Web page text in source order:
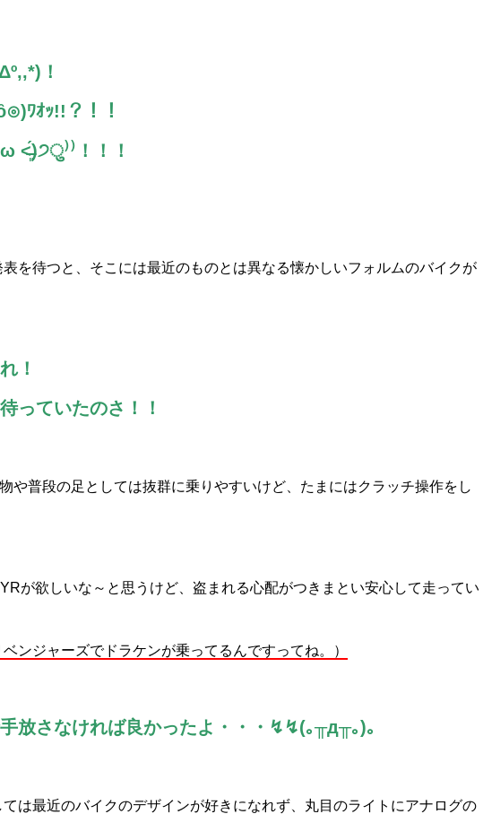
！
ﾜｵｯ!!？！！
˂̶͈́)੭ु⁾⁾！！！
を待つと、そこには最近のものとは異なる懐かしいフォルムのバイクが
！
っていたのさ！！
や普段の足としては抜群に乗りやすいけど、たまにはクラッチ操作をし
が欲しいな～と思うけど、盗まれる心配がつきまとい安心して走ってい
ベンジャーズでドラケンが乗ってるんですってね。）
放さなければ良かったよ・・・ ↯↯(｡╥д╥｡)。
は最近のバイクのデザインが好きになれず、丸目のライトにアナログの